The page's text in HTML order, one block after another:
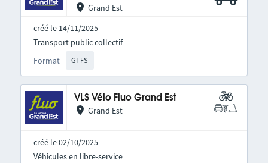
Grand Est
créé le 14/11/2025
Format GTFS
Transport public collectif
VLS Vélo Fluo Grand Est
Grand Est
créé le 02/10/2025
Véhicules en libre-service